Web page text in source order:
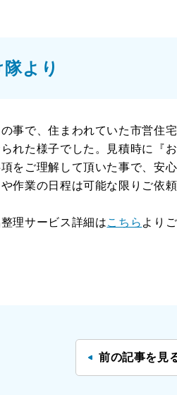
より
事で、住まわれていた市営住
れた様子でした。見積時に『
をご理解して頂いた事で、安
作業の日程は可能な限りご依
理サービス詳細はこちら より
前の記事を見